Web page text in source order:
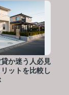
か迷う人必見
ットを比較し